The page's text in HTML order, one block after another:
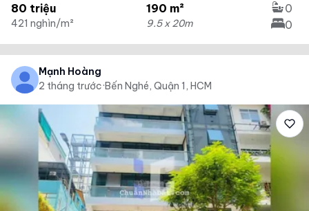
80 triệu
421 nghìn/m²
190 m²
9.5 x 20m
0
0
Mạnh Hoàng
2 tháng trước·Bến Nghé, Quận 1, HCM